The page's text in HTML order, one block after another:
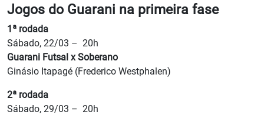
Jogos do Guarani na primeira fase
1ª rodada
Sábado, 22/03 – 20h
Guarani Futsal x Soberano
Ginásio Itapagé (Frederico Westphalen)
2ª rodada
Sábado, 29/03 – 20h